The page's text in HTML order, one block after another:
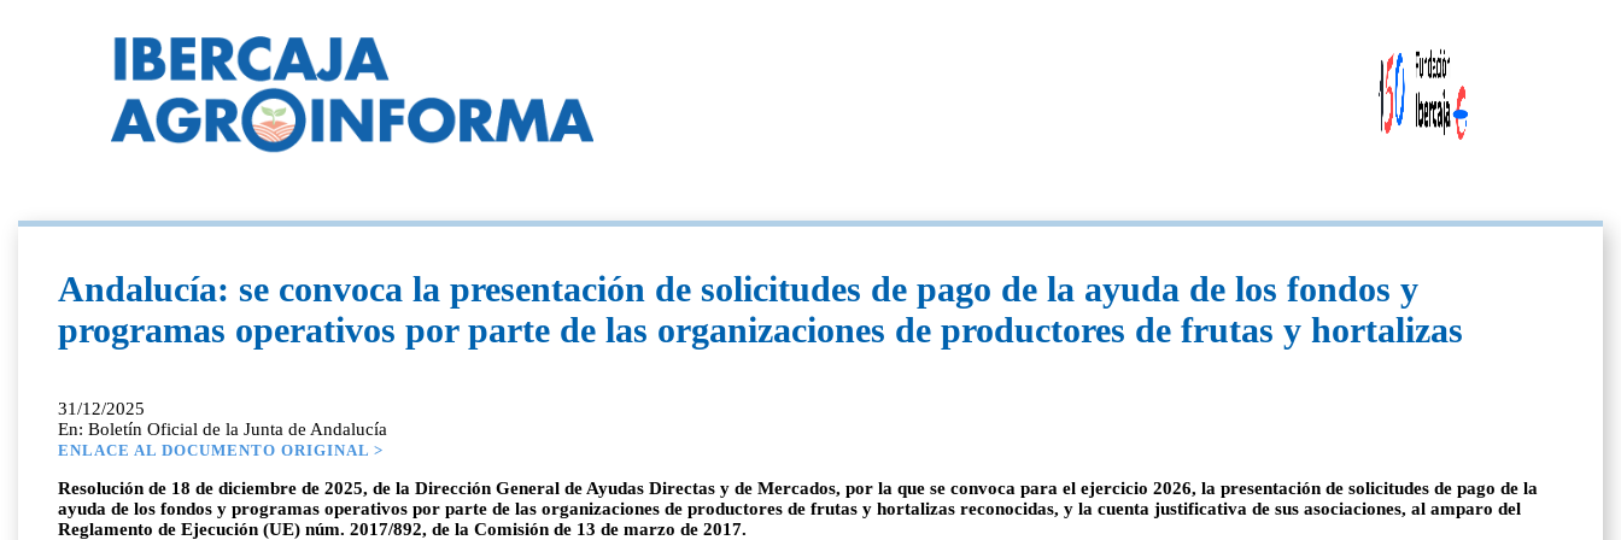
Andalucía: se convoca la presentación de solicitudes de pago de la ayuda de los fondos y
programas operativos por parte de las organizaciones de productores de frutas y hortalizas
31/12/2025
En: Boletín Oficial de la Junta de Andalucía
ENLACE AL DOCUMENTO ORIGINAL >
Resolución de 18 de diciembre de 2025, de la Dirección General de Ayudas Directas y de Mercados, por la que se convoca para el ejercicio 2026, la presentación de solicitudes de pago de la
ayuda de los fondos y programas operativos por parte de las organizaciones de productores de frutas y hortalizas reconocidas, y la cuenta justificativa de sus asociaciones, al amparo del
Reglamento de Ejecución (UE) núm. 2017/892, de la Comisión de 13 de marzo de 2017.